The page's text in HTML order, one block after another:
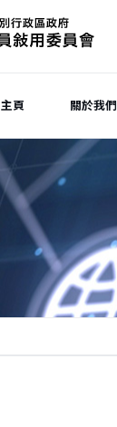
主頁 關於我們